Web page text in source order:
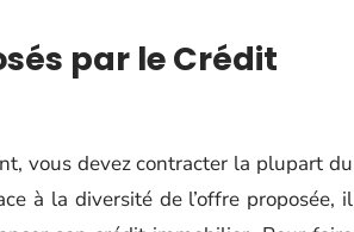
par le Crédit
vous devez contracter la plupart du
à la diversité de l’offre proposée, il